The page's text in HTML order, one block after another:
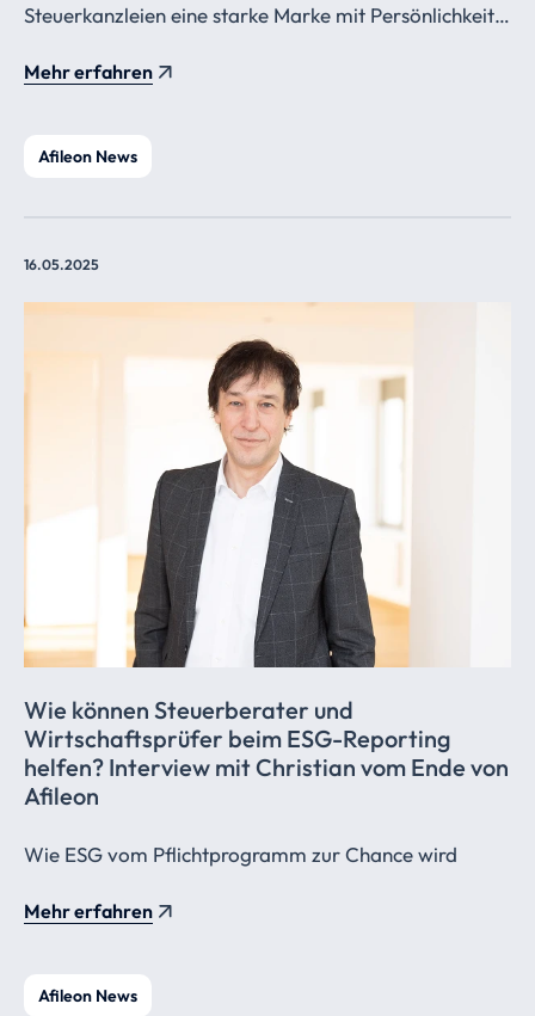
Steuerkanzleien eine starke Marke mit Persönlichkeit,
Mehr erfahren
Afileon News
16.05.2025
Wie können Steuerberater und
Wirtschaftsprüfer beim ESG-Reporting
helfen? Interview mit Christian vom Ende von
Afileon
Wie ESG vom Pflichtprogramm zur Chance wird
Mehr erfahren
Afileon News